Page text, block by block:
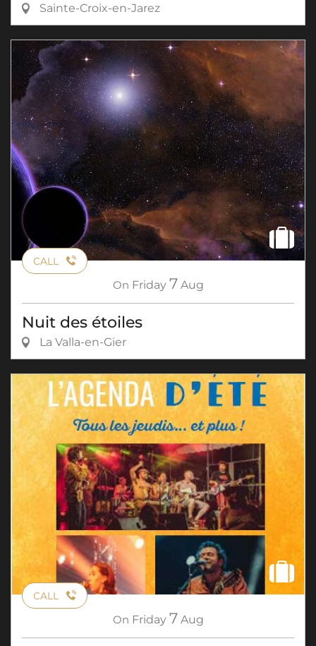
Sainte-Croix-en-Jarez
CALL
On Friday 7 Aug
Nuit des étoiles
La Valla-en-Gier
CALL
On Friday 7 Aug